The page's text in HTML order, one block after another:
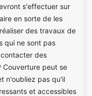
s'effectuer sur
en sorte de les
des travaux de
qui ne sont pas
des
Couverture peut se
n'oubliez pas qu'il
et accessibles